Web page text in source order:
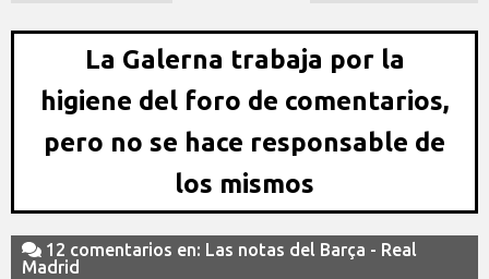
La Galerna trabaja por la
higiene del foro de comentarios,
pero no se hace responsable de
los mismos
12 comentarios en: Las notas del Barça - Real
Madrid